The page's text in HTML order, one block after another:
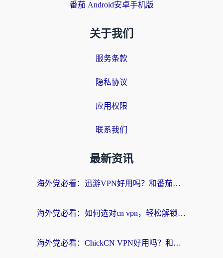
番茄 Android安卓手机版
关于我们
服务条款
隐私协议
应用权限
联系我们
最新资讯
海外党必看：迅游VPN好用吗？和番茄加速器VPN对比哪个回国效果更好？
海外党必看：如何选对cn vpn，轻松解锁国内影音游戏？
海外党必看：ChickCN VPN好用吗？和星河VPN对比哪个回国效果更好？附真实体验+避坑指南